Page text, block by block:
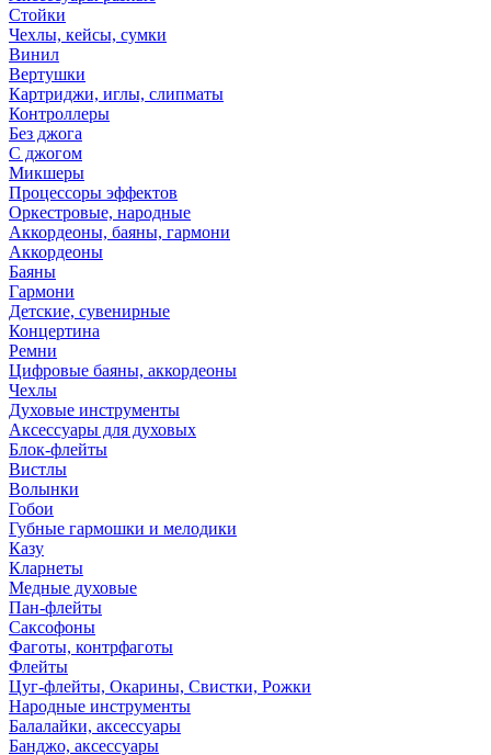
Стойки
Чехлы, кейсы, сумки
Винил
Вертушки
Картриджи, иглы, слипматы
Контроллеры
Без джога
С джогом
Микшеры
Процессоры эффектов
Оркестровые, народные
Аккордеоны, баяны, гармони
Аккордеоны
Баяны
Гармони
Детские, сувенирные
Концертина
Ремни
Цифровые баяны, аккордеоны
Чехлы
Духовые инструменты
Аксессуары для духовых
Блок-флейты
Вистлы
Волынки
Гобои
Губные гармошки и мелодики
Казу
Кларнеты
Медные духовые
Пан-флейты
Саксофоны
Фаготы, контрфаготы
Флейты
Цуг-флейты, Окарины, Свистки, Рожки
Народные инструменты
Балалайки, аксессуары
Банджо, аксессуары